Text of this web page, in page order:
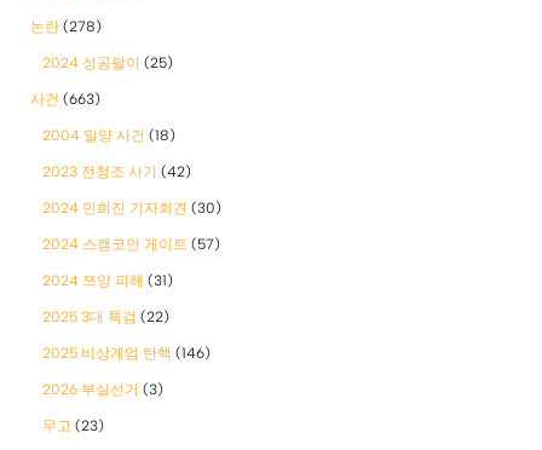
논란 (278)
2024 성공팔이 (25)
사건 (663)
2004 밀양 사건 (18)
2023 전청조 사기 (42)
2024 민희진 기자회견 (30)
2024 스캠코인 게이트 (57)
2024 쯔양 피해 (31)
2025 3대 특검 (22)
2025 비상계엄 탄핵 (146)
2026 부실선거 (3)
무고 (23)